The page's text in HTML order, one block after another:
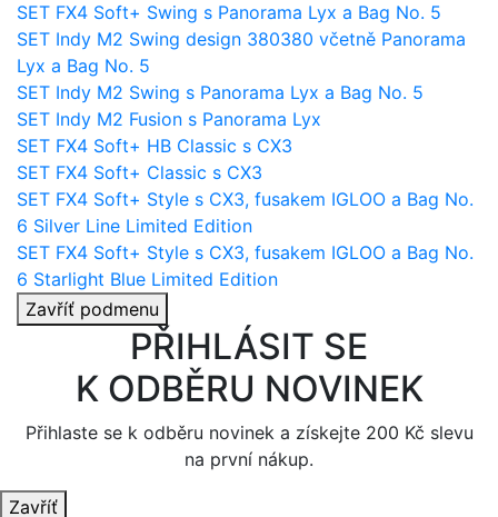
SET FX4 Soft+ Swing s Panorama Lyx a Bag No. 5
SET Indy M2 Swing design 380380 včetně Panorama
Lyx a Bag No. 5
SET Indy M2 Swing s Panorama Lyx a Bag No. 5
SET Indy M2 Fusion s Panorama Lyx
SET FX4 Soft+ HB Classic s CX3
SET FX4 Soft+ Classic s CX3
SET FX4 Soft+ Style s CX3, fusakem IGLOO a Bag No.
6 Silver Line Limited Edition
SET FX4 Soft+ Style s CX3, fusakem IGLOO a Bag No.
6 Starlight Blue Limited Edition
Zavříť podmenu
PŘIHLÁSIT SE
K ODBĚRU NOVINEK
Přihlaste se k odběru novinek a získejte 200 Kč slevu
na první nákup.
Zavříť